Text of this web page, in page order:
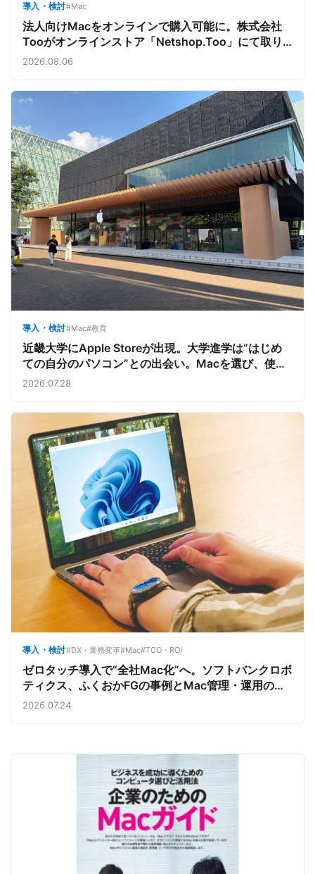
導入・検討#Mac
法人向けMacをオンラインで購入可能に。株式会社
Tooがオンラインストア「Netshop.Too」にて取り
扱いをスタート。デバイス調達の手間を減らし、スピ
2026.08.06
導入・検討#Mac#教育
近畿大学にApple Storeが出現。大学進学は“はじめ
ての自分のパソコン”との出会い。Macを選び、使う
魅力と楽しさを、夏のオープンキャンパスでアピール
2026.07.28
導入・検討#DX・業務変革#Mac#TCO・ROI
ゼロタッチ導入で“全社Mac化”へ。ソフトバンクロボ
ティクス、ふくおかFGの事例とMac管理・運用の強
み【今週のAppleビジネストレンド】
2026.07.24